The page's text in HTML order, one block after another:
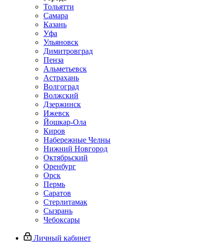
Тольятти
Самара
Казань
Уфа
Ульяновск
Димитровград
Пенза
Альметьевск
Астрахань
Волгоград
Волжский
Дзержинск
Ижевск
Йошкар-Ола
Киров
Набережные Челны
Нижний Новгород
Октябрьский
Оренбург
Орск
Пермь
Саратов
Стерлитамак
Сызрань
Чебоксары
Личный кабинет